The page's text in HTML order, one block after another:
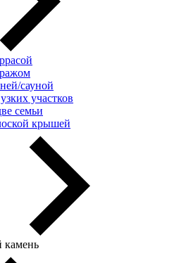
сауной
участков
семьи
крышей
камень